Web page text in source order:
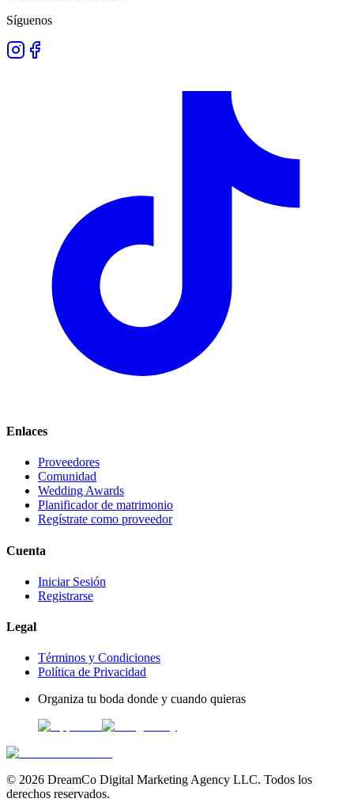
Síguenos
Enlaces
Proveedores
Comunidad
Wedding Awards
Planificador de matrimonio
Regístrate como proveedor
Cuenta
Iniciar Sesión
Registrarse
Legal
Términos y Condiciones
Política de Privacidad
Organiza tu boda donde y cuando quieras
© 2026 DreamCo Digital Marketing Agency LLC. Todos los
derechos reservados.